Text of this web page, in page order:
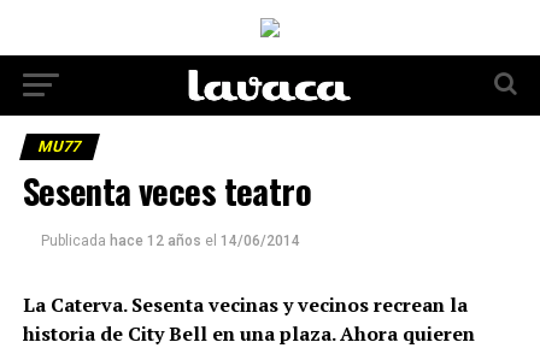
MU77
Sesenta veces teatro
Publicada hace 12 años el 14/06/2014
La Caterva. Sesenta vecinas y vecinos recrean la
historia de City Bell en una plaza. Ahora quieren